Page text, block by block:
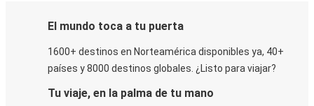
El mundo toca a tu puerta
1600+ destinos en Norteamérica disponibles ya, 40+
países y 8000 destinos globales. ¿Listo para viajar?
Tu viaje, en la palma de tu mano